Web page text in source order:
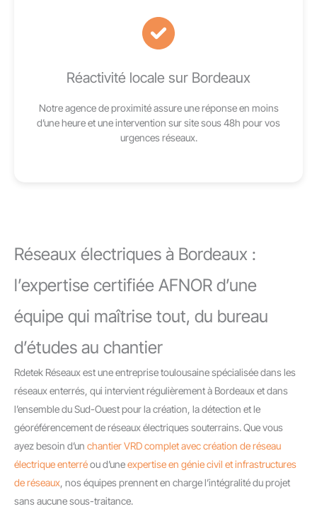
Réactivité locale sur Bordeaux
Notre agence de proximité assure une réponse en moins
d’une heure et une intervention sur site sous 48h pour vos
urgences réseaux.
Réseaux électriques à Bordeaux :
l’expertise certifiée AFNOR d’une
équipe qui maîtrise tout, du bureau
d’études au chantier
Rdetek Réseaux est une entreprise toulousaine spécialisée dans les
réseaux enterrés, qui intervient régulièrement à Bordeaux et dans
l’ensemble du Sud-Ouest pour la création, la détection et le
géoréférencement de réseaux électriques souterrains. Que vous
ayez besoin d’un chantier VRD complet avec création de réseau
électrique enterréou d’uneexpertise en génie civil et infrastructures
de réseaux , nos équipes prennent en charge l’intégralité du projet
sans aucune sous-traitance.